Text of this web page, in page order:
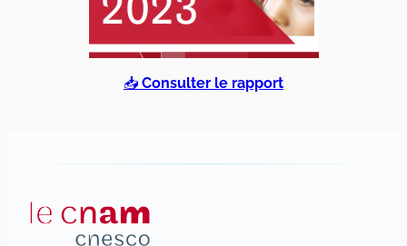
📥 Consulter le rapport